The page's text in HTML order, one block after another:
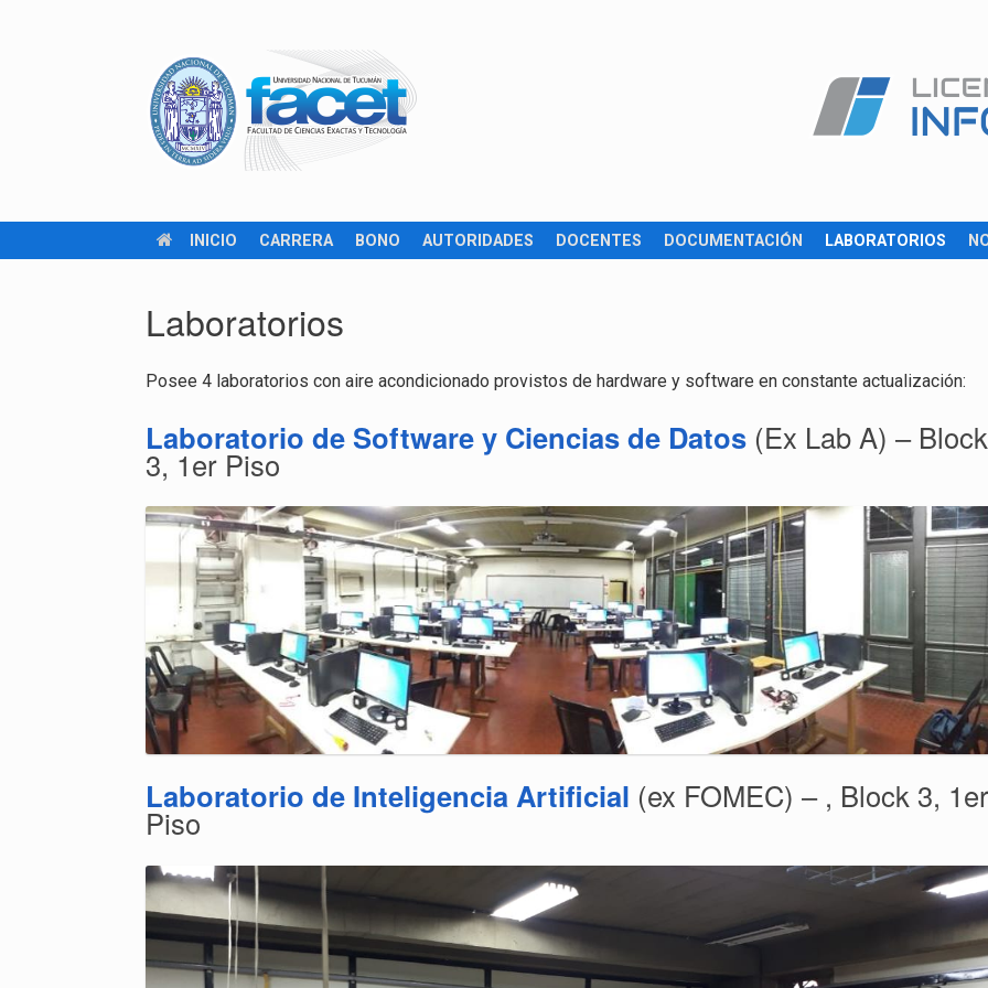
INICIO CARRERA BONO AUTORIDADES DOCENTES DOCUMENTACIÓN LABORATORIOS
Laboratorios
Posee 4 laboratorios con aire acondicionado provistos de hardware y software en constante actualización:
Laboratorio de Software y Ciencias de Datos (Ex Lab A) – Block
3, 1er Piso
Laboratorio de Inteligencia Artificial (ex FOMEC) – , Block 3, 1er
Piso